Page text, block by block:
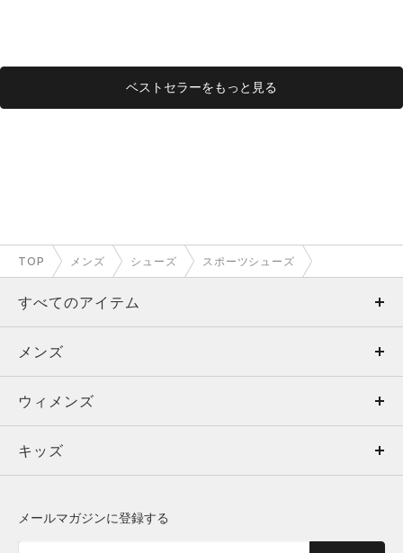
ベストセラーをもっと見る
TOP メンズ シューズ スポーツシューズ
すべてのアイテム
メンズ
ウィメンズ
キッズ
メンズ
トップス
ボトムス
ウィメンズ
トップス
キッズ
メールマガジンに登録する